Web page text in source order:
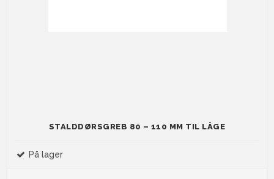
STALDDØRSGREB 80 – 110 MM TIL LÅGE
På lager